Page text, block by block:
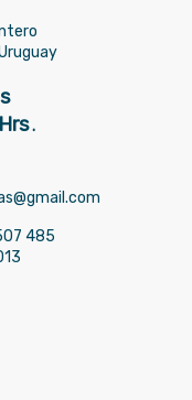
.
485